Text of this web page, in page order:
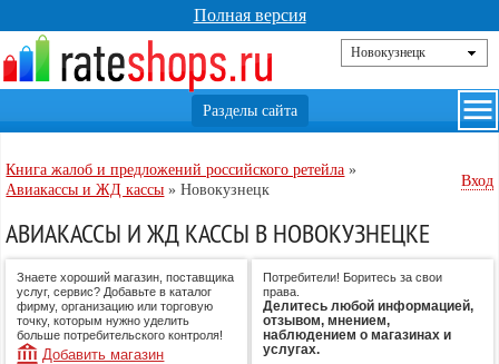
Полная версия
Книга жалоб и предложений российского ретейла »
Авиакассы и ЖД кассы »Новокузнецк
Вход
АВИАКАССЫ И ЖД КАССЫ В НОВОКУЗНЕЦКЕ
Знаете хороший магазин, поставщика
услуг, сервис? Добавьте в каталог
фирму, организацию или торговую
точку, которым нужно уделить
больше потребительского контроля!
Добавить магазин
Потребители! Боритесь за свои
права.
Делитесь любой информацией,
отзывом, мнением,
наблюдением о магазинах и
услугах.